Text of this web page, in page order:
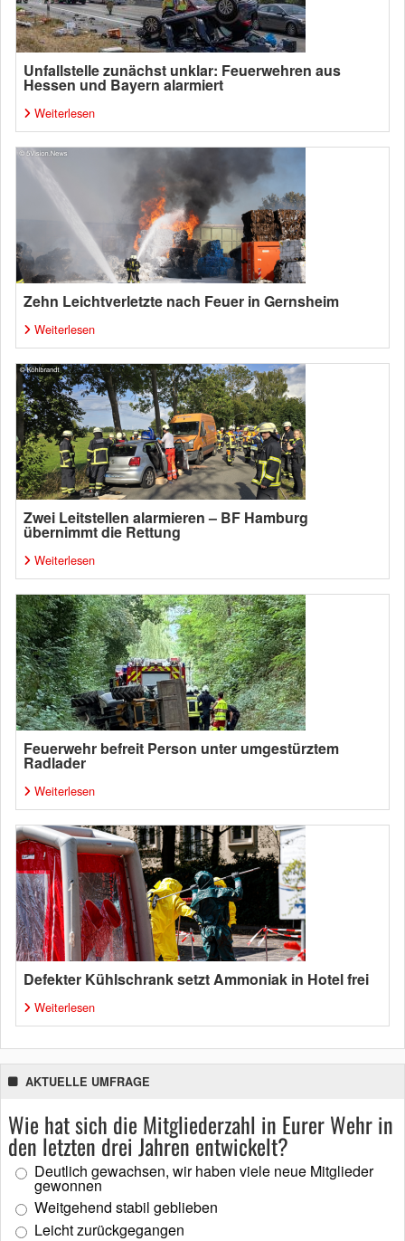
Unfallstelle zunächst unklar: Feuerwehren aus
Hessen und Bayern alarmiert
Weiterlesen
Zehn Leichtverletzte nach Feuer in Gernsheim
Weiterlesen
Zwei Leitstellen alarmieren – BF Hamburg
übernimmt die Rettung
Weiterlesen
Feuerwehr befreit Person unter umgestürztem
Radlader
Weiterlesen
Defekter Kühlschrank setzt Ammoniak in Hotel frei
Weiterlesen
AKTUELLE UMFRAGE
Wie hat sich die Mitgliederzahl in Eurer Wehr in
den letzten drei Jahren entwickelt?
Deutlich gewachsen, wir haben viele neue Mitglieder
gewonnen
Weitgehend stabil geblieben
Leicht zurückgegangen